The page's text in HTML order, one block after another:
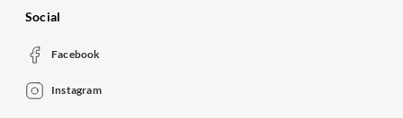
Social
Facebook
Instagram